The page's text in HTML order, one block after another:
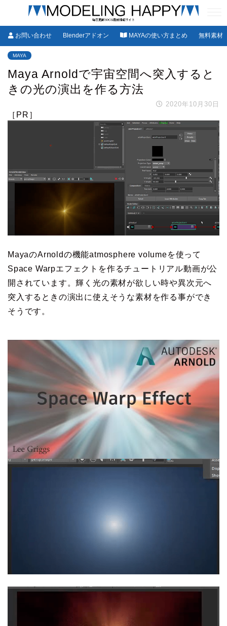
お問い合わせ Blenderアドオン MAYAの使い方まとめ 無料素材
MAYA
Maya Arnoldで宇宙空間へ突入すると
きの光の演出を作る方法
2020年10月30日
［PR］
MayaのArnoldの機能atmosphere volumeを使って
Space Warpエフェクトを作るチュートリアル動画が公
開されています。輝く光の素材が欲しい時や異次元へ
突入するときの演出に使えそうな素材を作る事ができ
そうです。